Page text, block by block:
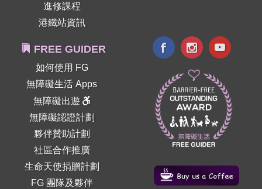
進修課程
港鐵站資訊
FREE GUIDER
如何使用 FG
無障礙生活 Apps
無障礙出遊
無障礙認證計劃
夥伴贊助計劃
社區合作推廣
生命天使捐贈計劃
FG 團隊及夥伴